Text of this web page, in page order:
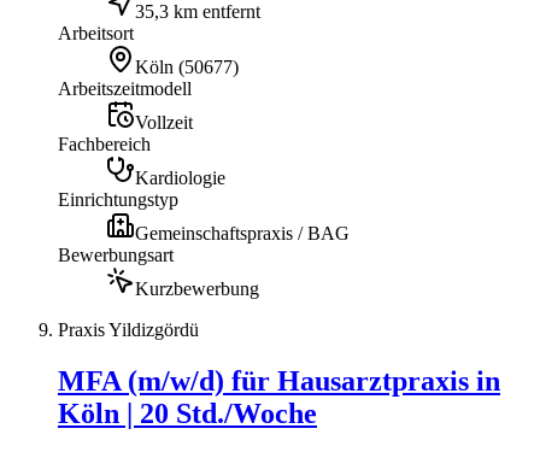
35,3 km entfernt
Arbeitsort
Köln (50677)
Arbeitszeitmodell
Vollzeit
Fachbereich
Kardiologie
Einrichtungstyp
Gemeinschaftspraxis / BAG
Bewerbungsart
Kurzbewerbung
Praxis Yildizgördü
MFA (m/w/d) für Hausarztpraxis in
Köln | 20 Std./Woche